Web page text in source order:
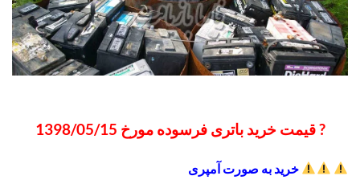
? قیمت خرید باتری فرسوده مورخ 1398/05/15
خرید به صورت آمپری